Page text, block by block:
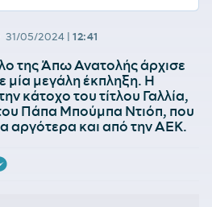
31/05/2024 | 12:41
της Άπω Ανατολής άρχισε
μία μεγάλη έκπληξη. Η
κάτοχο του τίτλου Γαλλία,
Πάπα Μπούμπα Ντιόπ, που
αργότερα και από την ΑΕΚ.